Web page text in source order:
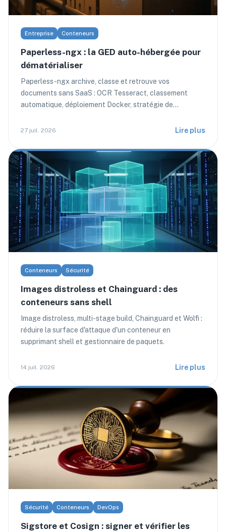
Entreprise Conteneurs
Paperless-ngx : la GED auto-hébergée pour
dématérialiser
Paperless-ngx archive, classe et retrouve vos
documents sans SaaS : OCR Tesseract, classement
automatique, déploiement Docker, stratégie de
27 juil. 2026 Lire plus
Conteneurs Sécurité
Images distroless et Chainguard : des
conteneurs sans shell
Image distroless, multi-stage build, Chainguard et Wolfi :
réduire la surface d'attaque d'un conteneur en
supprimant shell et gestionnaire de paquets.
14 juil. 2026 Lire plus
Sécurité Conteneurs DevOps
Sigstore et Cosign : signer et vérifier les